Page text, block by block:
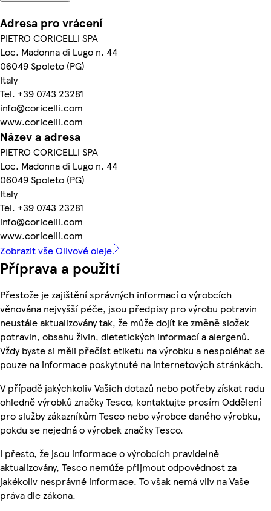
Adresa pro vrácení
PIETRO CORICELLI SPA
Loc. Madonna di Lugo n. 44
06049 Spoleto (PG)
Italy
Tel. +39 0743 23281
info@coricelli.com
www.coricelli.com
Název a adresa
PIETRO CORICELLI SPA
Loc. Madonna di Lugo n. 44
06049 Spoleto (PG)
Italy
Tel. +39 0743 23281
info@coricelli.com
www.coricelli.com
Zobrazit vše Olivové oleje
Příprava a použití
Přestože je zajištění správných informací o výrobcích
věnována nejvyšší péče, jsou předpisy pro výrobu potravin
neustále aktualizovány tak, že může dojít ke změně složek
potravin, obsahu živin, dietetických informací a alergenů.
Vždy byste si měli přečíst etiketu na výrobku a nespoléhat se
pouze na informace poskytnuté na internetových stránkách.
V případě jakýchkoliv Vašich dotazů nebo potřeby získat radu
ohledně výrobků značky Tesco, kontaktujte prosím Oddělení
pro služby zákazníkům Tesco nebo výrobce daného výrobku,
pokdu se nejedná o výrobek značky Tesco.
I přesto, že jsou informace o výrobcích pravidelně
aktualizovány, Tesco nemůže přijmout odpovědnost za
jakékoliv nesprávné informace. To však nemá vliv na Vaše
práva dle zákona.